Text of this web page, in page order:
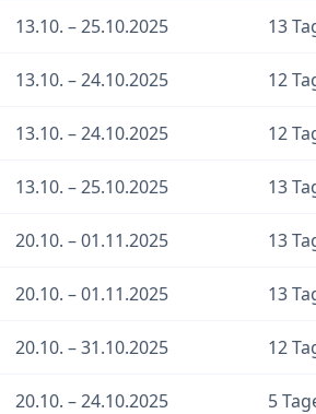
13.10. – 25.10.2025 13
13.10. – 24.10.2025 12
13.10. – 24.10.2025 12
13.10. – 25.10.2025 13
20.10. – 01.11.2025 13
20.10. – 01.11.2025 13
20.10. – 31.10.2025 12
20.10. – 24.10.2025 5